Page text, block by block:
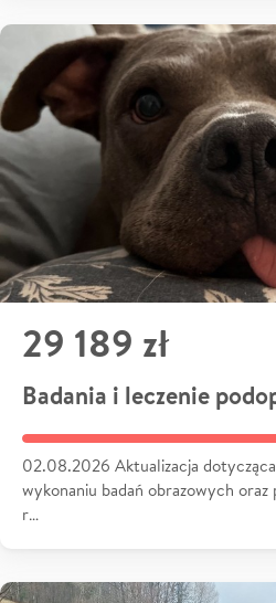
29 189 zł
Badania i leczenie
02.08.2026 Aktualizacja
wykonaniu badań obrazowych oraz
r…